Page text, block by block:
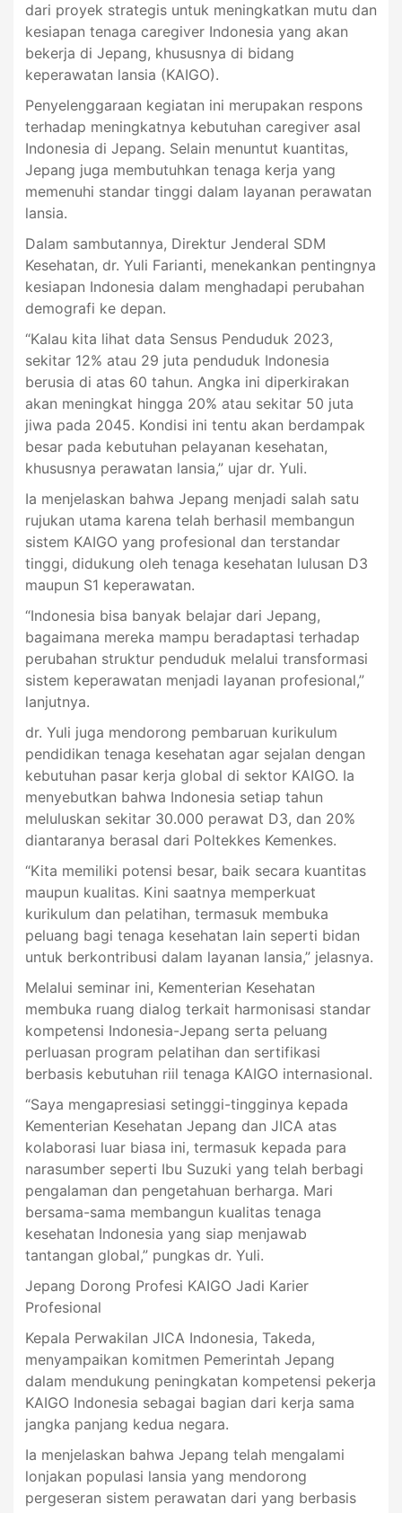
dari proyek strategis untuk meningkatkan mutu dan
kesiapan tenaga caregiver Indonesia yang akan
bekerja di Jepang, khususnya di bidang
keperawatan lansia (KAIGO).
Penyelenggaraan kegiatan ini merupakan respons
terhadap meningkatnya kebutuhan caregiver asal
Indonesia di Jepang. Selain menuntut kuantitas,
Jepang juga membutuhkan tenaga kerja yang
memenuhi standar tinggi dalam layanan perawatan
lansia.
Dalam sambutannya, Direktur Jenderal SDM
Kesehatan, dr. Yuli Farianti, menekankan pentingnya
kesiapan Indonesia dalam menghadapi perubahan
demografi ke depan.
“Kalau kita lihat data Sensus Penduduk 2023,
sekitar 12% atau 29 juta penduduk Indonesia
berusia di atas 60 tahun. Angka ini diperkirakan
akan meningkat hingga 20% atau sekitar 50 juta
jiwa pada 2045. Kondisi ini tentu akan berdampak
besar pada kebutuhan pelayanan kesehatan,
khususnya perawatan lansia,” ujar dr. Yuli.
Ia menjelaskan bahwa Jepang menjadi salah satu
rujukan utama karena telah berhasil membangun
sistem KAIGO yang profesional dan terstandar
tinggi, didukung oleh tenaga kesehatan lulusan D3
maupun S1 keperawatan.
“Indonesia bisa banyak belajar dari Jepang,
bagaimana mereka mampu beradaptasi terhadap
perubahan struktur penduduk melalui transformasi
sistem keperawatan menjadi layanan profesional,”
lanjutnya.
dr. Yuli juga mendorong pembaruan kurikulum
pendidikan tenaga kesehatan agar sejalan dengan
kebutuhan pasar kerja global di sektor KAIGO. Ia
menyebutkan bahwa Indonesia setiap tahun
meluluskan sekitar 30.000 perawat D3, dan 20%
diantaranya berasal dari Poltekkes Kemenkes.
“Kita memiliki potensi besar, baik secara kuantitas
maupun kualitas. Kini saatnya memperkuat
kurikulum dan pelatihan, termasuk membuka
peluang bagi tenaga kesehatan lain seperti bidan
untuk berkontribusi dalam layanan lansia,” jelasnya.
Melalui seminar ini, Kementerian Kesehatan
membuka ruang dialog terkait harmonisasi standar
kompetensi Indonesia-Jepang serta peluang
perluasan program pelatihan dan sertifikasi
berbasis kebutuhan riil tenaga KAIGO internasional.
“Saya mengapresiasi setinggi-tingginya kepada
Kementerian Kesehatan Jepang dan JICA atas
kolaborasi luar biasa ini, termasuk kepada para
narasumber seperti Ibu Suzuki yang telah berbagi
pengalaman dan pengetahuan berharga. Mari
bersama-sama membangun kualitas tenaga
kesehatan Indonesia yang siap menjawab
tantangan global,” pungkas dr. Yuli.
Jepang Dorong Profesi KAIGO Jadi Karier
Profesional
Kepala Perwakilan JICA Indonesia, Takeda,
menyampaikan komitmen Pemerintah Jepang
dalam mendukung peningkatan kompetensi pekerja
KAIGO Indonesia sebagai bagian dari kerja sama
jangka panjang kedua negara.
Ia menjelaskan bahwa Jepang telah mengalami
lonjakan populasi lansia yang mendorong
pergeseran sistem perawatan dari yang berbasis